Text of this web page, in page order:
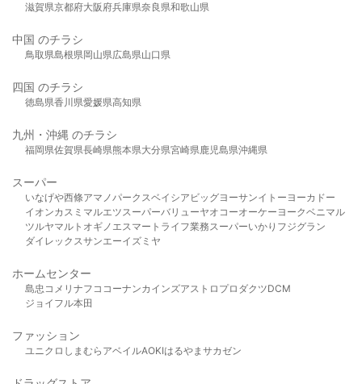
滋賀県京都府大阪府兵庫県奈良県和歌山県
中国 のチラシ
鳥取県島根県岡山県広島県山口県
四国 のチラシ
徳島県香川県愛媛県高知県
九州・沖縄 のチラシ
福岡県佐賀県長崎県熊本県大分県宮崎県鹿児島県沖縄県
スーパー
いなげや西條アマノパークスベイシア ビッグヨーサンイトーヨーカドー
イオンカスミ マルエツスーパーバリューヤオコーオーケー ヨークベニマル
ツルヤマルト オギノ エスマート ライフ業務スーパーいかり フジグラン
ダイレックスサンエーイズミヤ
ホームセンター
島忠 コメリ ナフコ コーナンカインズアストロプロダクツDCM
ジョイフル本田
ファッション
ユニクロ しまむら アベイルAOKIはるやま サカゼン